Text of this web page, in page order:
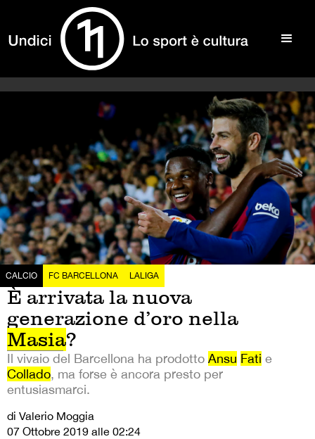
CALCIO FC BARCELLONA LALIGA
È arrivata la nuova
generazione d’oro nella
Masia?
Il vivaio del Barcellona ha prodotto Ansu Fati e
Collado, ma forse è ancora presto per
entusiasmarci.
di Valerio Moggia
07 Ottobre 2019 alle 02:24